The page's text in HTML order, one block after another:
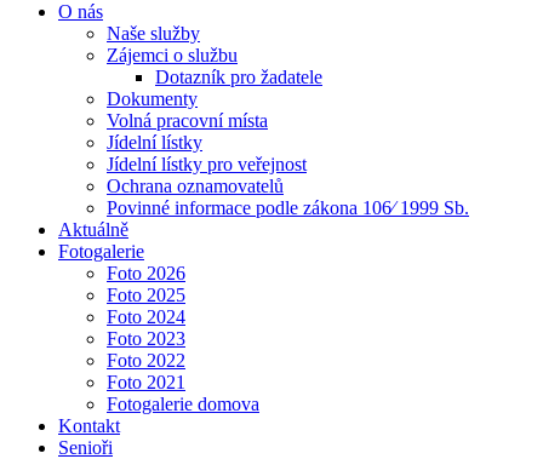
O nás
Naše služby
Zájemci o službu
Dotazník pro žadatele
Dokumenty
Volná pracovní místa
Jídelní lístky
Jídelní lístky pro veřejnost
Ochrana oznamovatelů
Povinné informace podle zákona 106⁄ 1999 Sb.
Aktuálně
Fotogalerie
Foto 2026
Foto 2025
Foto 2024
Foto 2023
Foto 2022
Foto 2021
Fotogalerie domova
Kontakt
Senioři